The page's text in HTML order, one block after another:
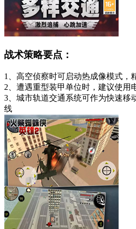
战术策略要点：
1、高空侦察时可启动热成像模式，
2、遭遇重型装甲单位时，建议使用
3、城市轨道交通系统可作为快速移
线